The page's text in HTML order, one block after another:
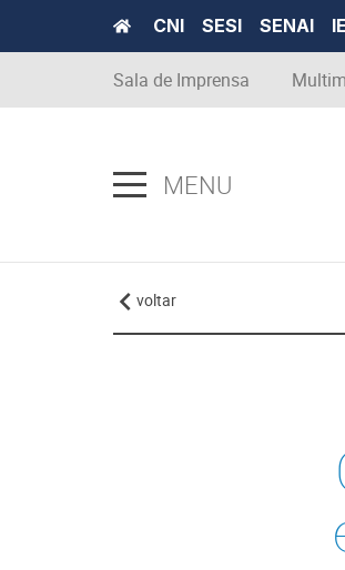
CNI SESI SENAI
Sala de Imprensa
MENU
voltar